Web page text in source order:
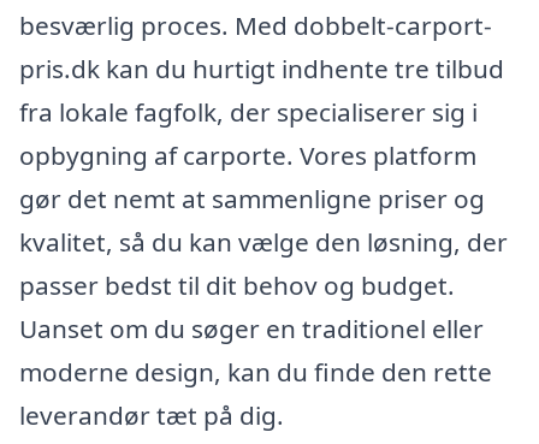
besværlig proces. Med dobbelt-carport-
pris.dk kan du hurtigt indhente tre tilbud
fra lokale fagfolk, der specialiserer sig i
opbygning af carporte. Vores platform
gør det nemt at sammenligne priser og
kvalitet, så du kan vælge den løsning, der
passer bedst til dit behov og budget.
Uanset om du søger en traditionel eller
moderne design, kan du finde den rette
leverandør tæt på dig.